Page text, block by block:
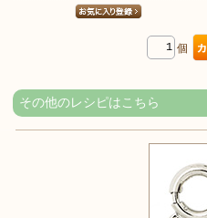
個
その他のレシピはこちら